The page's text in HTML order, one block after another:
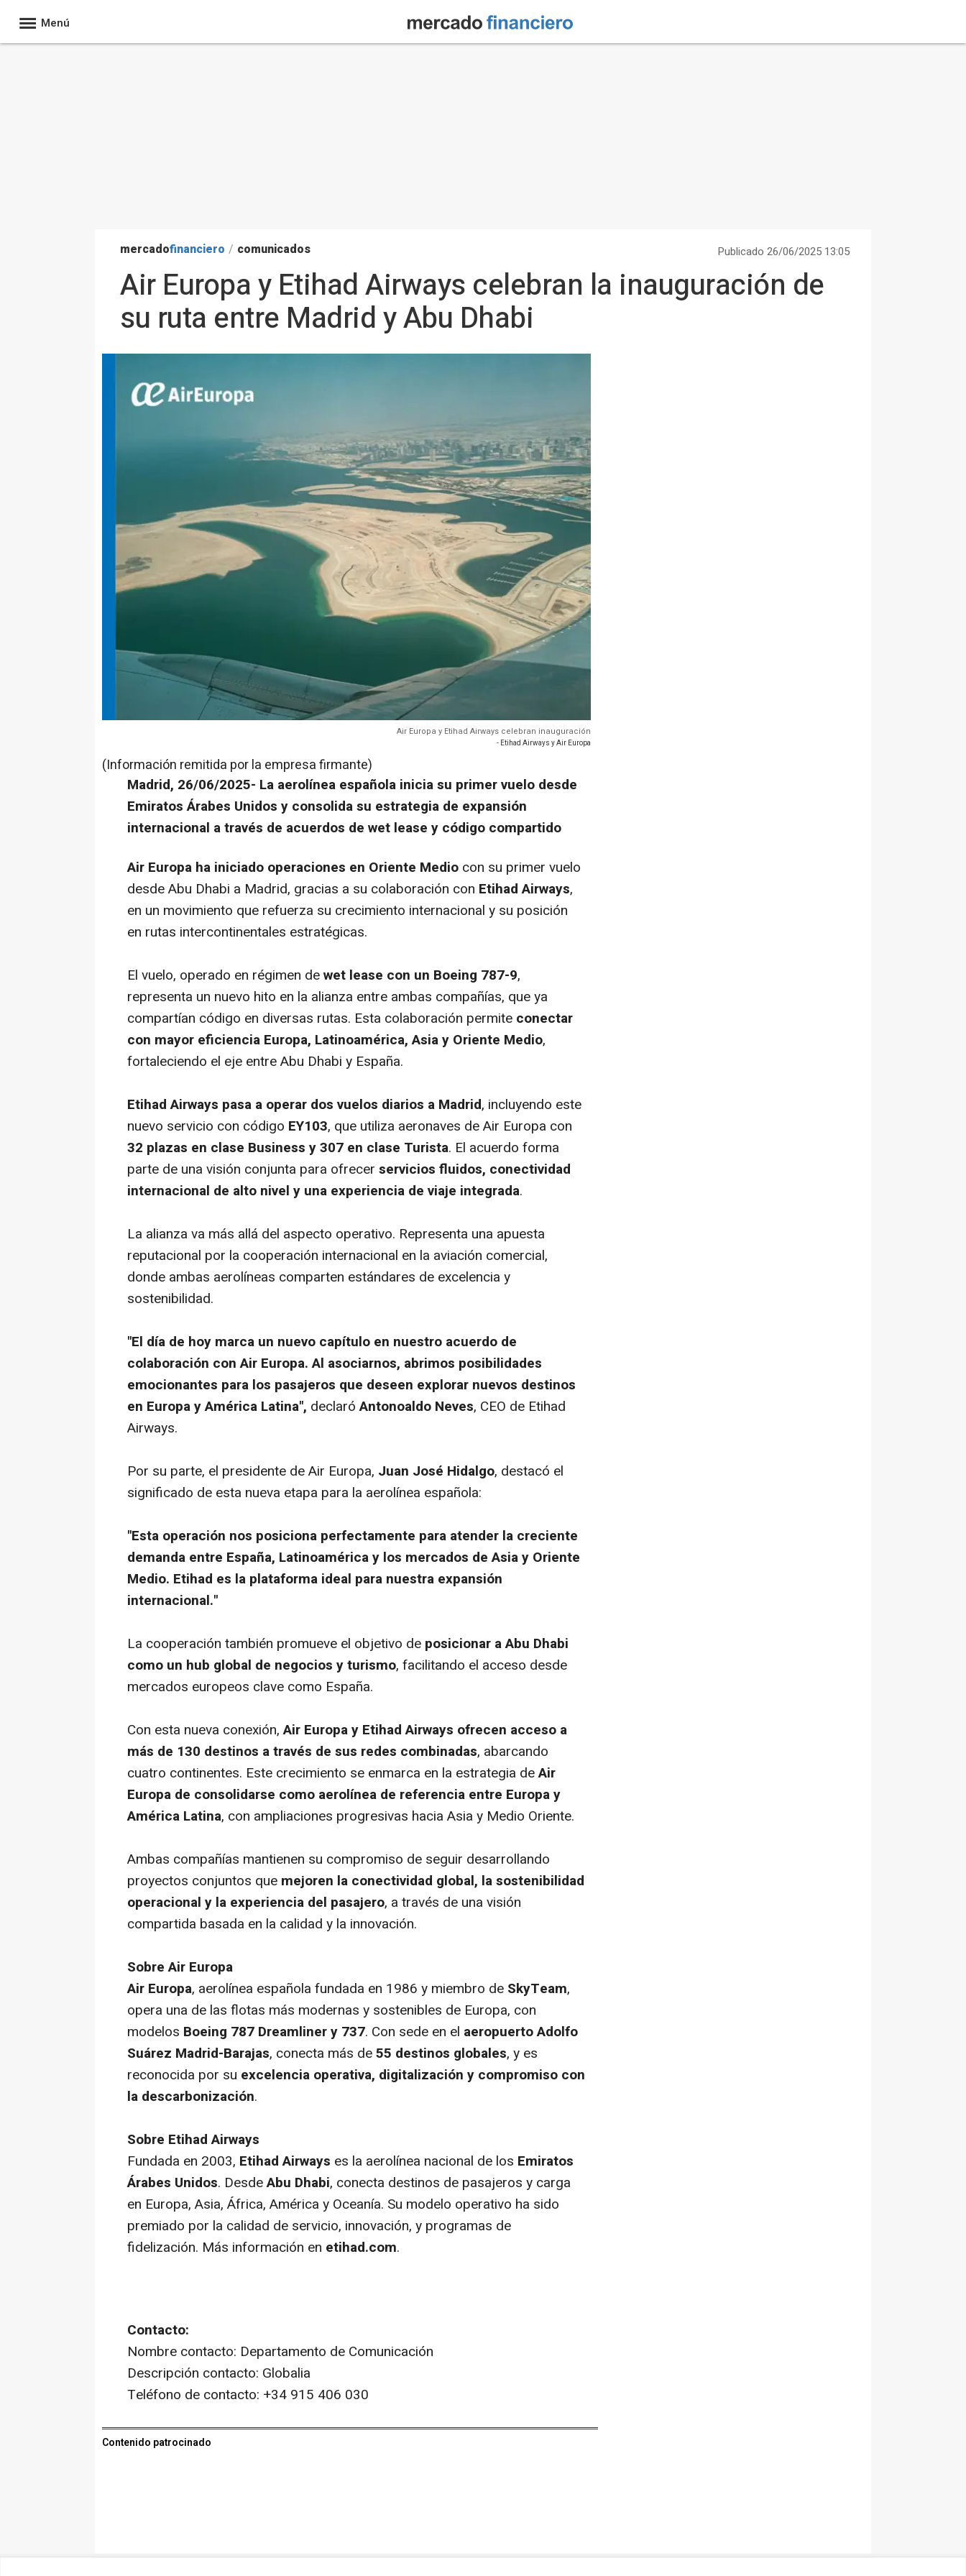
Menú
mercadofinanciero / comunicados Publicado 26/06/2025 13:05
Air Europa y Etihad Airways celebran la inauguración de
su ruta entre Madrid y Abu Dhabi
Air Europa y Etihad Airways celebran inauguración
- Etihad Airways y Air Europa
(Información remitida por la empresa firmante)
Madrid, 26/06/2025- La aerolínea española inicia su primer vuelo desde
Emiratos Árabes Unidos y consolida su estrategia de expansión
internacional a través de acuerdos de wet lease y código compartido
Air Europa ha iniciado operaciones en Oriente Medio con su primer vuelo
desde Abu Dhabi a Madrid, gracias a su colaboración con Etihad Airways,
en un movimiento que refuerza su crecimiento internacional y su posición
en rutas intercontinentales estratégicas.
El vuelo, operado en régimen dewet lease con un Boeing 787-9,
representa un nuevo hito en la alianza entre ambas compañías, que ya
compartían código en diversas rutas. Esta colaboración permite conectar
con mayor eficiencia Europa, Latinoamérica, Asia y Oriente Medio,
fortaleciendo el eje entre Abu Dhabi y España.
Etihad Airways pasa a operar dos vuelos diarios a Madrid, incluyendo este
nuevo servicio con código EY103, que utiliza aeronaves de Air Europa con
32 plazas en clase Business y 307 en clase Turista. El acuerdo forma
parte de una visión conjunta para ofrecer servicios fluidos, conectividad
internacional de alto nivel y una experiencia de viaje integrada.
La alianza va más allá del aspecto operativo. Representa una apuesta
reputacional por la cooperación internacional en la aviación comercial,
donde ambas aerolíneas comparten estándares de excelencia y
sostenibilidad.
"El día de hoy marca un nuevo capítulo en nuestro acuerdo de
colaboración con Air Europa. Al asociarnos, abrimos posibilidades
emocionantes para los pasajeros que deseen explorar nuevos destinos
en Europa y América Latina", declaróAntonoaldo Neves, CEO de Etihad
Airways.
Por su parte, el presidente de Air Europa, Juan José Hidalgo, destacó el
significado de esta nueva etapa para la aerolínea española:
"Esta operación nos posiciona perfectamente para atender la creciente
demanda entre España, Latinoamérica y los mercados de Asia y Oriente
Medio. Etihad es la plataforma ideal para nuestra expansión
internacional."
La cooperación también promueve el objetivo de posicionar a Abu Dhabi
como un hub global de negocios y turismo, facilitando el acceso desde
mercados europeos clave como España.
Con esta nueva conexión,Air Europa y Etihad Airways ofrecen acceso a
más de 130 destinos a través de sus redes combinadas, abarcando
cuatro continentes. Este crecimiento se enmarca en la estrategia deAir
Europa de consolidarse como aerolínea de referencia entre Europa y
América Latina, con ampliaciones progresivas hacia Asia y Medio Oriente.
Ambas compañías mantienen su compromiso de seguir desarrollando
proyectos conjuntos que mejoren la conectividad global, la sostenibilidad
operacional y la experiencia del pasajero, a través de una visión
compartida basada en la calidad y la innovación.
Sobre Air Europa
Air Europa, aerolínea española fundada en 1986 y miembro de SkyTeam,
opera una de las flotas más modernas y sostenibles de Europa, con
modelos Boeing 787 Dreamliner y 737. Con sede en el aeropuerto Adolfo
Suárez Madrid-Barajas, conecta más de55 destinos globales, y es
reconocida por su excelencia operativa, digitalización y compromiso con
la descarbonización.
Sobre Etihad Airways
Fundada en 2003, Etihad Airways es la aerolínea nacional de los Emiratos
Árabes Unidos. DesdeAbu Dhabi, conecta destinos de pasajeros y carga
en Europa, Asia, África, América y Oceanía. Su modelo operativo ha sido
premiado por la calidad de servicio, innovación, y programas de
fidelización. Más información en etihad.com.
Contacto:
Nombre contacto: Departamento de Comunicación
Descripción contacto: Globalia
Teléfono de contacto: +34 915 406 030
Contenido patrocinado